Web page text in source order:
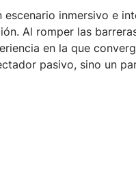
inmersivo e
Al romper las
en la que
pasivo, sino un